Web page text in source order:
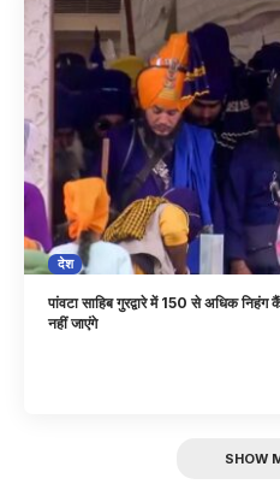
देश
पांवटा साहिब गुरद्वारे में 150 से अधिक निहंग
नहीं जाएंगे
SHOW